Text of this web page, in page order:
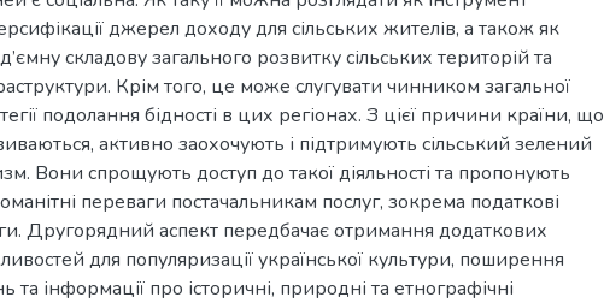
джерел доходу для сільських жителів, а також як
складову загального розвитку сільських територій та
Крім того, це може слугувати чинником загальної
подолання бідності в цих регіонах. З цієї причини країни, що
активно заохочують і підтримують сільський зелений
Вони спрощують доступ до такої діяльності та пропонують
переваги постачальникам послуг, зокрема податкові
Другорядний аспект передбачає отримання додаткових
для популяризації української культури, поширення
та інформації про історичні, природні та етнографічні